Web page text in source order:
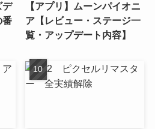
デ
番
【アプリ】ムーンパイオニ
ア【レビュー・ステージ一
覧・アップデート内容】